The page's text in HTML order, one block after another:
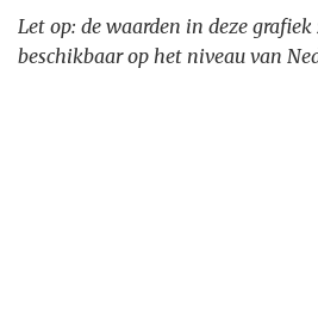
Let op: de waarden in deze
beschikbaar op het niveau van